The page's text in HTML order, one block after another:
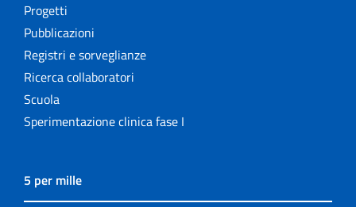
Progetti
Pubblicazioni
Registri e sorveglianze
Ricerca collaboratori
Scuola
Sperimentazione clinica fase I
5 per mille